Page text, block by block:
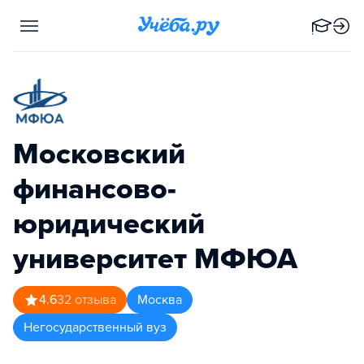
Московский
финансово-
юридический
университет МФЮА
4.632 отзыва
Москва
Негосударственный вуз